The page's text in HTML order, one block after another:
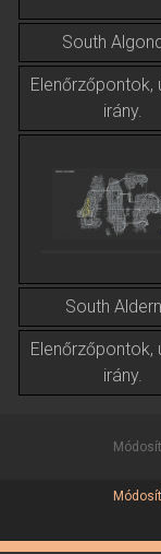
South
Elenőrzőpontok,
irány.
South
Elenőrzőpontok,
irány.